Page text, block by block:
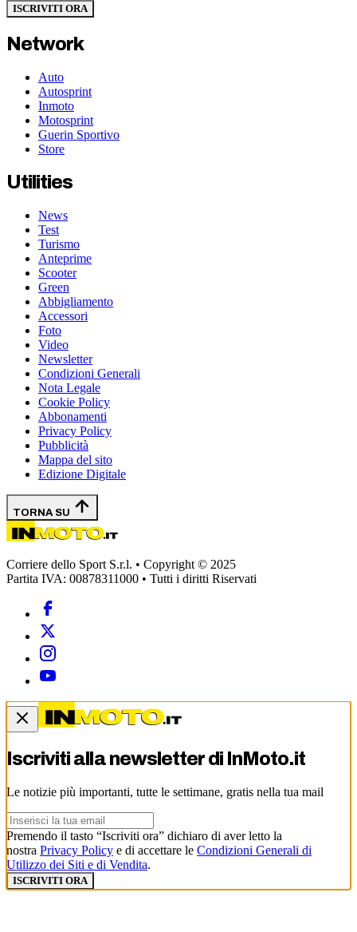
ISCRIVITI ORA
Network
Auto
Autosprint
Inmoto
Motosprint
Guerin Sportivo
Store
Utilities
News
Test
Turismo
Anteprime
Scooter
Green
Abbigliamento
Accessori
Foto
Video
Newsletter
Condizioni Generali
Nota Legale
Cookie Policy
Abbonamenti
Privacy Policy
Pubblicità
Mappa del sito
Edizione Digitale
TORNA SU
Corriere dello Sport S.r.l. • Copyright © 2025
Partita IVA: 00878311000 • Tutti i diritti Riservati
Iscriviti alla newsletter di InMoto.it
Le notizie più importanti, tutte le settimane, gratis nella tua mail
Premendo il tasto “Iscriviti ora” dichiaro di aver letto la
nostra Privacy Policy e di accettare le Condizioni Generali di
Utilizzo dei Siti e di Vendita.
ISCRIVITI ORA